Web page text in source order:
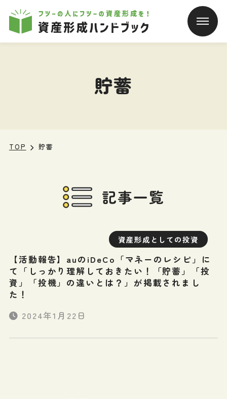
本文へ移動
貯蓄
TOP 貯蓄
記事一覧
資産形成としての投資
【活動報告】auのiDeCo「マネーのレシピ」に
て「しっかり理解しておきたい！「貯蓄」「投
資」「投機」の違いとは？」が掲載されまし
た！
2024年1月22日